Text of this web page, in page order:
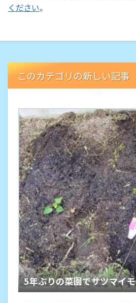
ください。
このカテゴリの新しい記事
5年ぶりの菜園でサツマイモ